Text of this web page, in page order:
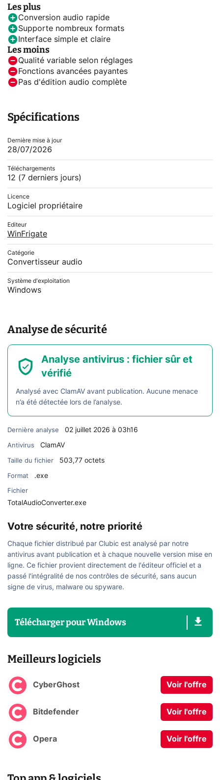
Les plus
Conversion audio rapide
Supporte nombreux formats
Interface simple et claire
Les moins
Qualité variable selon réglages
Fonctions avancées payantes
Pas d'édition audio complète
Spécifications
Dernière mise à jour
28/07/2026
Téléchargements
12 (7 derniers jours)
Licence
Logiciel propriétaire
Editeur
WinFrigate
Catégorie
Convertisseur audio
Système d'exploitation
Windows
Analyse de sécurité
Analyse antivirus : fichier sûr et
vérifié
Analysé avec ClamAV avant publication. Aucune menace
n’a été détectée lors de l’analyse.
Dernière analyse 02 juillet 2026 à 03h16
Antivirus ClamAV
Taille du fichier 503,77 octets
Format .exe
Fichier
TotalAudioConverter.exe
Votre sécurité, notre priorité
Chaque fichier distribué par Clubic est analysé par notre
antivirus avant publication et à chaque nouvelle version mise en
ligne. Ce fichier provient directement de l'éditeur officiel et a
passé l'intégralité de nos contrôles de sécurité, sans aucun
signe de virus, malware ou spyware.
TéléchargerpourWindows
Meilleurs logiciels
CyberGhost Voir l'offre
Bitdefender Voir l'offre
Opera Voir l'offre